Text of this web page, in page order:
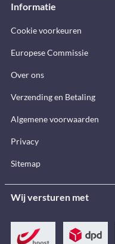
Informatie
Cookie voorkeuren
Europese Commissie
Over ons
Verzending en Betaling
Algemene voorwaarden
Privacy
Sitemap
Wij versturen met